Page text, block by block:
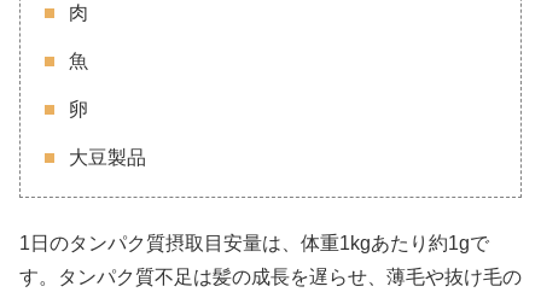
肉
魚
卵
大豆製品
1日のタンパク質摂取目安量は、体重1kgあたり約1gで
す。タンパク質不足は髪の成長を遅らせ、薄毛や抜け毛の